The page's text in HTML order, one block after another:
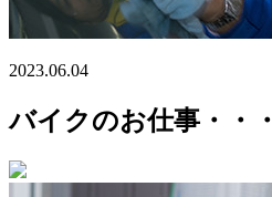
2023.06.04
バイクのお仕事・・・